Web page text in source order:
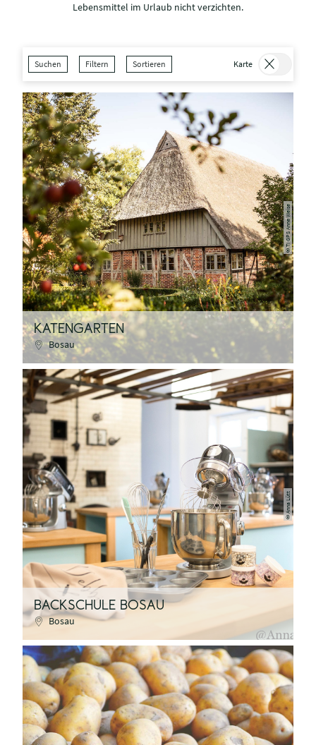
Lebensmittel im Urlaub nicht verzichten.
Suchen Filtern Sortieren Karte
©
TI GPS Anne Weise
KATENGARTEN
Bosau
©
Anna Lütt
BACKSCHULE BOSAU
Bosau